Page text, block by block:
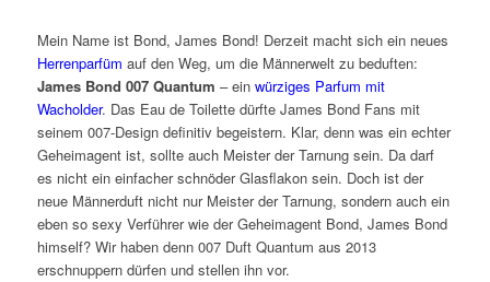
Mein Name ist Bond, James Bond! Derzeit macht sich ein neues
Herrenparfüm auf den Weg, um die Männerwelt zu beduften:
James Bond 007 Quantum – ein würziges Parfum mit
Wacholder. Das Eau de Toilette dürfte James Bond Fans mit
seinem 007-Design definitiv begeistern. Klar, denn was ein echter
Geheimagent ist, sollte auch Meister der Tarnung sein. Da darf
es nicht ein einfacher schnöder Glasflakon sein. Doch ist der
neue Männerduft nicht nur Meister der Tarnung, sondern auch ein
eben so sexy Verführer wie der Geheimagent Bond, James Bond
himself? Wir haben denn 007 Duft Quantum aus 2013
erschnuppern dürfen und stellen ihn vor.